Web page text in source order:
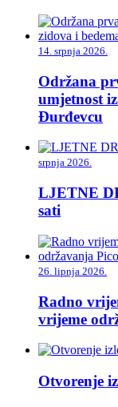
14. srpnja 2026.
Održana
umjetnost
Đurđevcu
srpnja 2026.
LJETNE
sati
26. lipnja 2026.
Radno
vrijeme
Otvorenje